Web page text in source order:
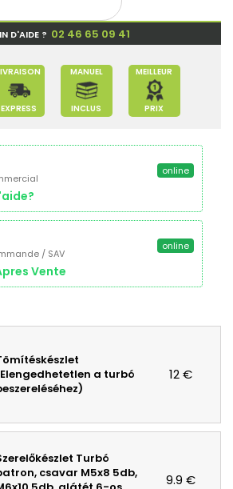
D'AIDE ? 02 46 65 09 41
EXPRESS
MANUEL
INCLUS
MEILLEUR
PRIX
online
/ SAV
Vente
online
a turbó
12 €
Turbó
csavar M5x8 5db,
9.9 €